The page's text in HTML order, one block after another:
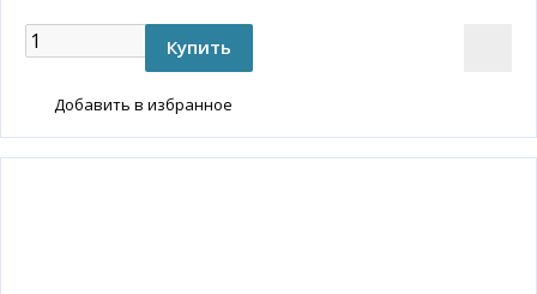
Добавить в избранное